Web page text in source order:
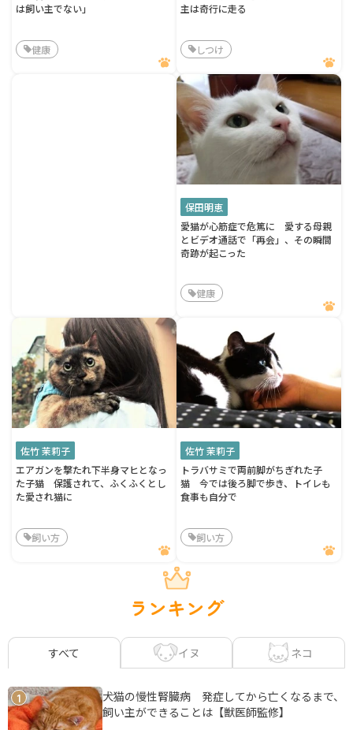
は飼い主でない」
健康
主は奇行に走る
しつけ
保田明恵
愛猫が心筋症で危篤に 愛する母親
とビデオ通話で「再会」、その瞬間
奇跡が起こった
健康
佐竹 茉莉子
エアガンを撃たれ下半身マヒとなっ
た子猫 保護されて、ふくふくとし
た愛され猫に
飼い方
佐竹 茉莉子
トラバサミで両前脚がちぎれた子
猫 今では後ろ脚で歩き、トイレも
食事も自分で
飼い方
ランキング
すべて イヌ ネコ
1
犬猫の慢性腎臓病 発症してから亡くなるまで、
飼い主ができることは【獣医師監修】